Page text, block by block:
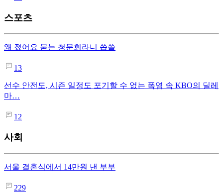
스포츠
왜 졌어요 묻는 청문회라니 씁쓸
13
선수 안전도, 시즌 일정도 포기할 수 없는 폭염 속 KBO의 딜레
마…
12
사회
서울 결혼식에서 14만원 낸 부부
229